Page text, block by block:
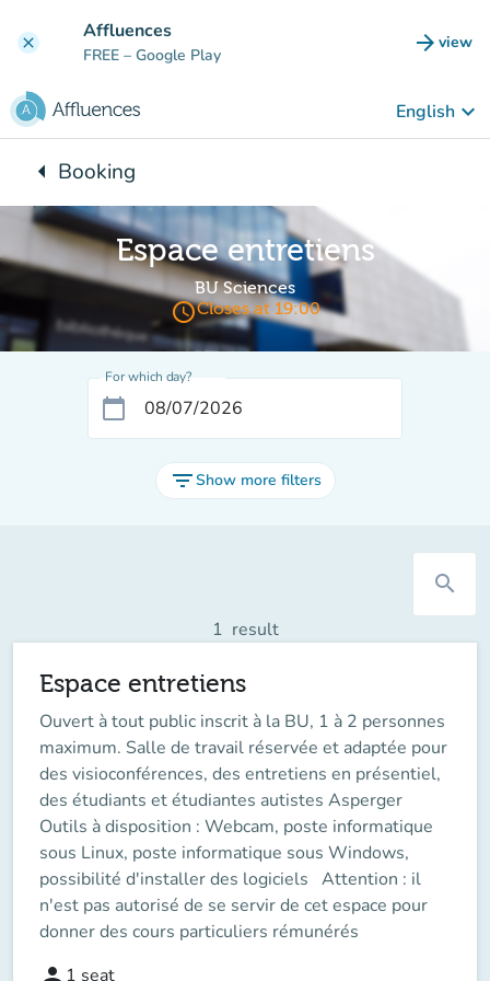
clear Affluences
FREE – Google Play arrow_forward view
(new
English keyboard_arrow_down
arrow_leftBack to:
Booking
Espace entretiens
BU Sciences
access_timeCloses at 19:00
For which day?
calendar_today
filter_listShow more filters
search
1 result
Espace entretiens
Ouvert à tout public inscrit à la BU, 1 à 2 personnes
maximum. Salle de travail réservée et adaptée pour
des visioconférences, des entretiens en présentiel,
des étudiants et étudiantes autistes Asperger
Outils à disposition : Webcam, poste informatique
sous Linux, poste informatique sous Windows,
possibilité d'installer des logiciels Attention : il
n'est pas autorisé de se servir de cet espace pour
donner des cours particuliers rémunérés
person 1 seat